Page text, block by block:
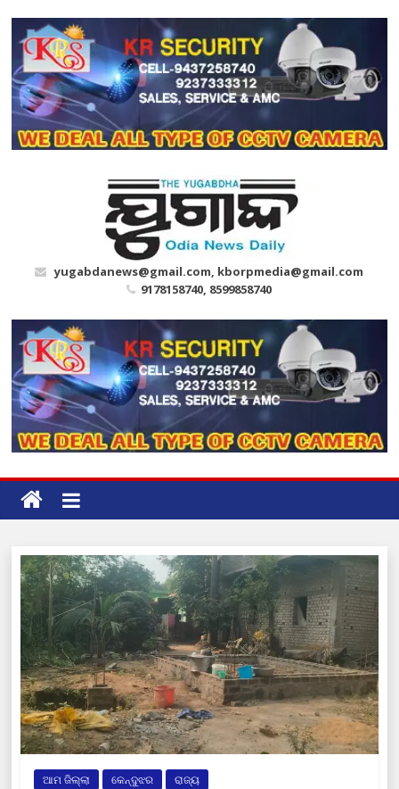
content
yugabdanews@gmail.com, kborpmedia@gmail.com
9178158740, 8599858740
ଆମ ଜିଲ୍ଲା କେନ୍ଦୁଝର ରାଜ୍ୟ